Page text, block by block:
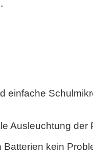
einfache
Ausleuchtung
kein